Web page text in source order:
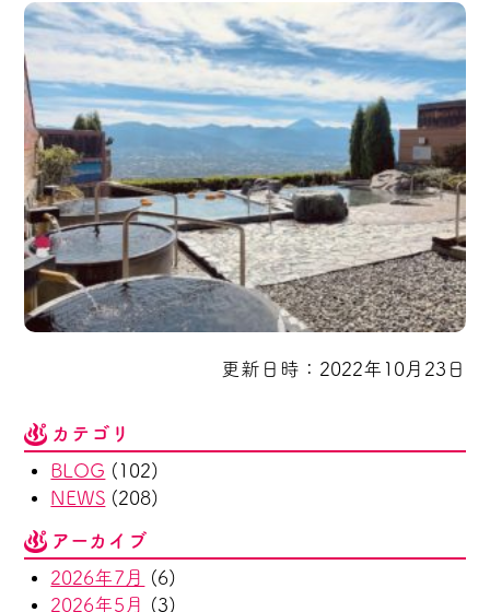
更新日時：2022年10月23日
カテゴリ
BLOG (102)
NEWS (208)
アーカイブ
2026年7月
(6)
2026年5月
(3)